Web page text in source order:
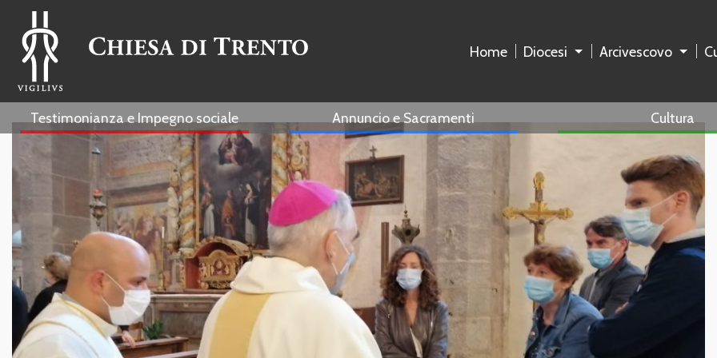
Home Diocesi Arcivescovo
Testimonianza e Impegno sociale Annuncio e Sacramenti Cultura